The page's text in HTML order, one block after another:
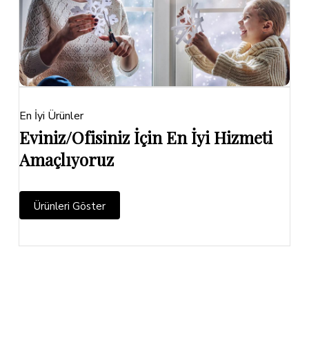
En İyi Ürünler
Eviniz/Ofisiniz İçin En İyi Hizmeti
Amaçlıyoruz
Ürünleri Göster